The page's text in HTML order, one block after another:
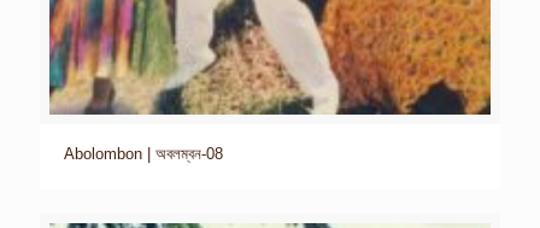
Abolombon | অবলম্বন-08